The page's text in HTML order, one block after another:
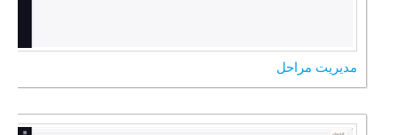
مدیریت مراحل